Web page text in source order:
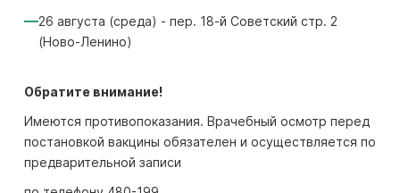
26 августа (среда) - пер. 18-й Советский стр. 2
(Ново-Ленино)
Обратите внимание!
Имеются противопоказания. Врачебный осмотр перед
постановкой вакцины обязателен и осуществляется по
предварительной записи